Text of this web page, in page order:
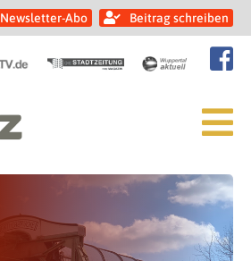
Newsletter-Abo Beitrag schreiben